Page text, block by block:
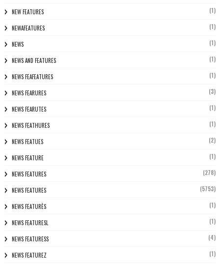
NEW FEATURES (1)
NEWAFEATURES (1)
NEWS (1)
NEWS AND FEATURES (1)
NEWS FEAFEATURES (1)
NEWS FEARURES (3)
NEWS FEARUTES (1)
NEWS FEATHURES (1)
NEWS FEATUES (2)
NEWS FEATURE (1)
NEWS FEATURES (278)
NEWS FEATURES (5753)
NEWS FEATURÈS (1)
NEWS FEATURESL (1)
NEWS FEATURESS (4)
NEWS FEATUREZ (1)